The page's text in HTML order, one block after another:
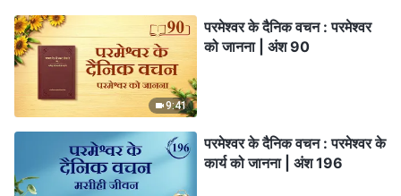
9:41
परमेश्वर के दैनिक वचन : परमेश्वर
को जानना | अंश 90
परमेश्वर के दैनिक वचन : परमेश्वर के
कार्य को जानना | अंश 196